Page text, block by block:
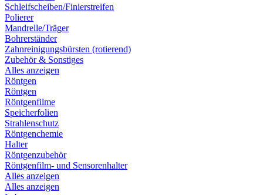
Schleifscheiben/Finierstreifen
Polierer
Mandrelle/Träger
Bohrerständer
Zahnreinigungsbürsten (rotierend)
Zubehör & Sonstiges
Alles anzeigen
Röntgen
Röntgen
Röntgenfilme
Speicherfolien
Strahlenschutz
Röntgenchemie
Halter
Röntgenzubehör
Röntgenfilm- und Sensorenhalter
Alles anzeigen
Alles anzeigen